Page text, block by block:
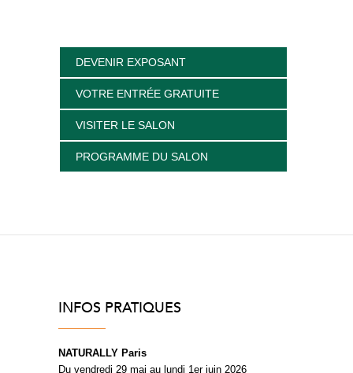
DEVENIR EXPOSANT
VOTRE ENTRÉE GRATUITE
VISITER LE SALON
PROGRAMME DU SALON
INFOS PRATIQUES
NATURALLY Paris
Du vendredi 29 mai au lundi 1er juin 2026